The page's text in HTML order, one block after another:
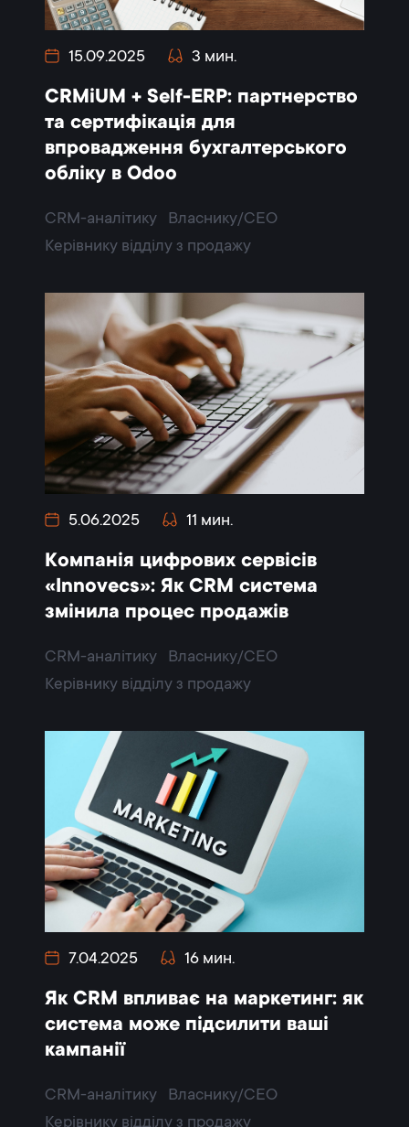
15.09.2025 3 мин.
CRMiUM + Self-ERP: партнерство
та сертифікація для
впровадження бухгалтерського
обліку в Odoo
CRM-аналітику
Власнику/CEO
Керівнику відділу з продажу
5.06.2025 11 мин.
Компанія цифрових сервісів
«Innovecs»: Як CRM система
змінила процес продажів
CRM-аналітику
Власнику/CEO
Керівнику відділу з продажу
7.04.2025 16 мин.
Як CRM впливає на маркетинг: як
система може підсилити ваші
кампанії
CRM-аналітику
Власнику/CEO
Керівнику відділу з продажу